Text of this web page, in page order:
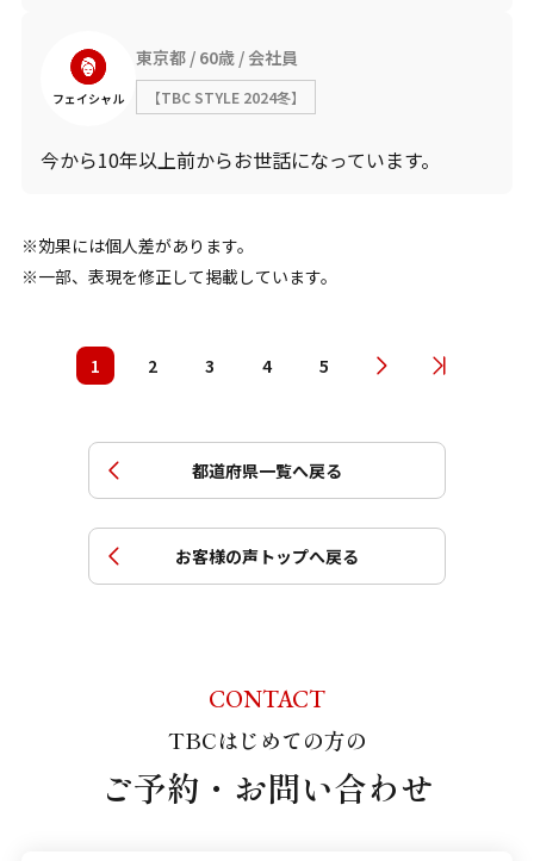
フェイシャル
東京都 60歳 会社員
【TBC STYLE 2024冬】
今から10年以上前からお世話になっています。
効果には個人差があります。
一部、表現を修正して掲載しています。
1 2 3 4 5
都道府県一覧へ戻る
お客様の声トップへ戻る
CONTACT
TBCはじめての方の
ご予約・お問い合わせ